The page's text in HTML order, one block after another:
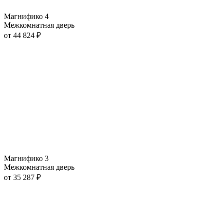
Магнифико 4
Межкомнатная дверь
от 44 824 ₽
Магнифико 3
Межкомнатная дверь
от 35 287 ₽